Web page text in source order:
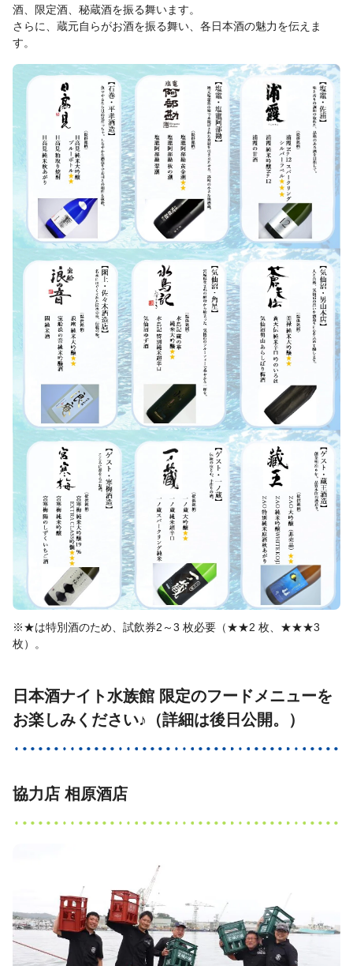
酒、限定酒、秘蔵酒を振る舞います。
さらに、蔵元自らがお酒を振る舞い、各日本酒の魅力を伝えま
す。
※★は特別酒のため、試飲券2～3 枚必要（★★2 枚、★★★3
枚）。
日本酒ナイト水族館 限定のフードメニューを
お楽しみください♪（詳細は後日公開。）
協力店 相原酒店